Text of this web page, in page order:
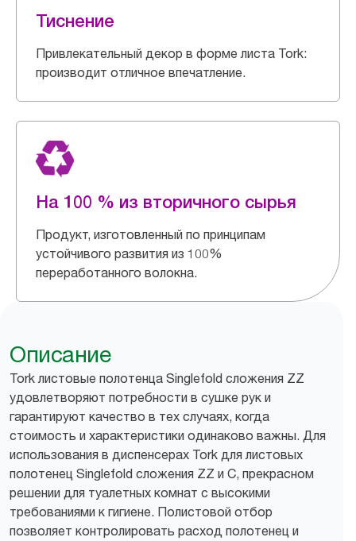
Тиснение
Привлекательный декор в форме листа Tork:
производит отличное впечатление.
На 100 % из вторичного сырья
Продукт, изготовленный по принципам
устойчивого развития из 100%
переработанного волокна.
Описание
Tork листовые полотенца Singlefold сложения ZZ
удовлетворяют потребности в сушке рук и
гарантируют качество в тех случаях, когда
стоимость и характеристики одинаково важны. Для
использования в диспенсерах Tork для листовых
полотенец Singlefold сложения ZZ и С, прекрасном
решении для туалетных комнат с высокими
требованиями к гигиене. Полистовой отбор
позволяет контролировать расход полотенец и